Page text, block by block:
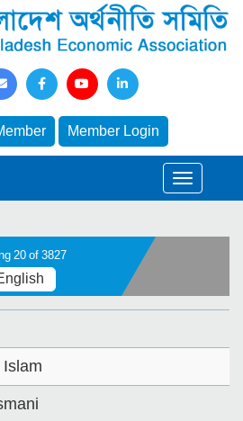
Member Login
20 of 3827